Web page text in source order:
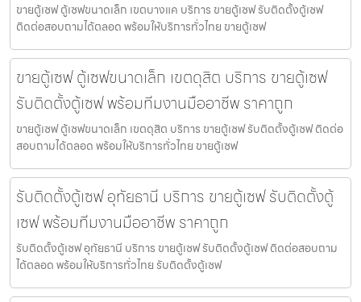
ขายตู้เซฟ ตู้เซฟขนาดเล็ก เขตบางแค บริการ ขายตู้เซฟ รับติดตั้งตู้เซฟ
ติดต่อสอบถามได้ตลอด พร้อมให้บริการทั่วไทย ขายตู้เซฟ
ขายตู้เซฟ ตู้เซฟขนาดเล็ก เขตดุสิต บริการ ขายตู้เซฟ
รับติดตั้งตู้เซฟ พร้อมทีมงานมืออาชีพ ราคาถูก
ขายตู้เซฟ ตู้เซฟขนาดเล็ก เขตดุสิต บริการ ขายตู้เซฟ รับติดตั้งตู้เซฟ ติดต่อ
สอบถามได้ตลอด พร้อมให้บริการทั่วไทย ขายตู้เซฟ
รับติดตั้งตู้เซฟ อุทัยธานี บริการ ขายตู้เซฟ รับติดตั้งตู้
เซฟ พร้อมทีมงานมืออาชีพ ราคาถูก
รับติดตั้งตู้เซฟ อุทัยธานี บริการ ขายตู้เซฟ รับติดตั้งตู้เซฟ ติดต่อสอบถาม
ได้ตลอด พร้อมให้บริการทั่วไทย รับติดตั้งตู้เซฟ